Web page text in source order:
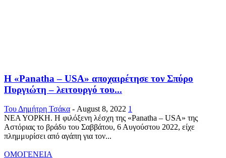
Η «Panatha – USA» αποχαιρέτησε τον Σπύρο
Πυργιώτη – λειτουργό του...
Του Δημήτρη Τσάκα - August 8, 2022 1
ΝΕΑ ΥΟΡΚΗ. Η φιλόξενη λέσχη της «Panatha – USA» της
Αστόριας το βράδυ του Σαββάτου, 6 Αυγούστου 2022, είχε
πλημμυρίσει από αγάπη για τον...
ΟΜΟΓΕΝΕΙΑ